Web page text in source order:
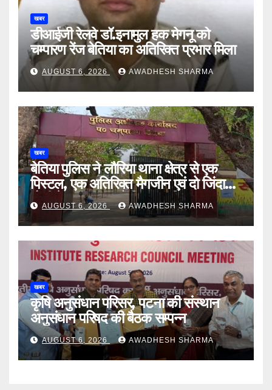
खबर
डीआईजी रेलवे डॉ.इनामुल हक मेगनू को
चम्पारण रेंज बेतिया का अतिरिक्त प्रभार मिला
AUGUST 6, 2026 AWADHESH SHARMA
खबर
बेतिया पुलिस ने लौरिया थाना क्षेत्र से एक
पिस्टल, एक अतिरिक्त मैगजीन एवं दो जिंदा
गोली के साथ एक को गिरफ्तार दिया
AUGUST 6, 2026 AWADHESH SHARMA
खबर
कृषि अनुसंधान परिसर, पटना की संस्थान
अनुसंधान परिषद की बैठक सम्पन्न
AUGUST 6, 2026 AWADHESH SHARMA